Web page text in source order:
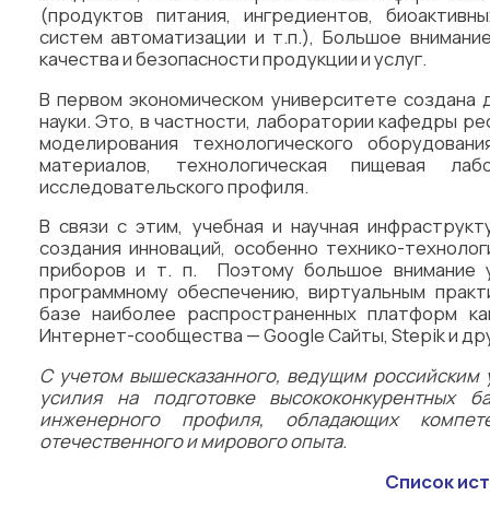
(продуктов питания, ингредиентов,
систем автоматизации и т.п.), Большое
качества и безопасности продукции и услуг.
В первом экономическом университете
науки. Это, в частности, лаборатории кафедры
моделирования технологического
материалов, технологическая пищевая
исследовательского профиля.
В связи с этим, учебная и научная
создания инноваций, особенно технико-
приборов и т. п. Поэтому большое внимание
программному обеспечению, виртуальным
базе наиболее распространенных платформ
Интернет-сообщества — Google Сайты, Stepik и
С учетом вышесказанного, ведущим российским
усилия на подготовке высококонкурентных
инженерного профиля, обладающих
отечественного и мирового опыта.
Список